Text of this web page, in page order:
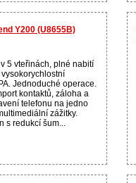
Y200 (U8655B)
5 vteřinách, plné nabití
Jednoduché operace.
kontaktů, záloha a
telefonu na jedno
zážitky.
s redukcí šum...